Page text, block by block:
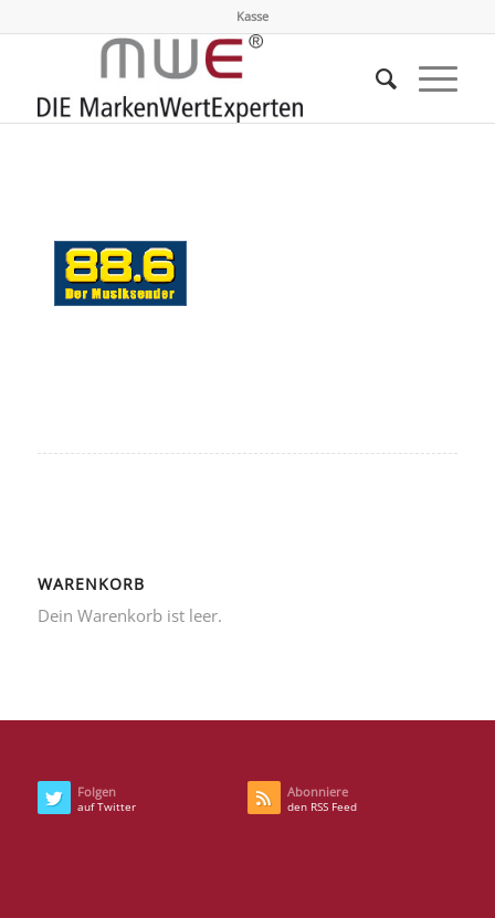
Kasse
WARENKORB
Dein Warenkorb ist leer.
Folgen
auf Twitter
Abonniere
den RSS Feed